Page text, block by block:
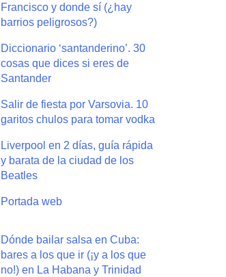
Francisco y donde sí (¿hay
barrios peligrosos?)
Diccionario ‘santanderino’. 30
cosas que dices si eres de
Santander
Salir de fiesta por Varsovia. 10
garitos chulos para tomar vodka
Liverpool en 2 días, guía rápida
y barata de la ciudad de los
Beatles
Portada web
Dónde bailar salsa en Cuba:
bares a los que ir (¡y a los que
no!) en La Habana y Trinidad